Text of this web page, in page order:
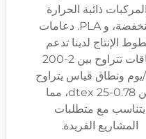
ذائبة الحرارة
المنخفضة، و PLA. دعامات
الإنتاج لدينا تدعم
طاقات تتراوح بين 2-200
ونطاق قياس يتراوح
بين 0.78-25 dtex، مما
يتناسب مع متطلبات
المشاريع الفريدة.